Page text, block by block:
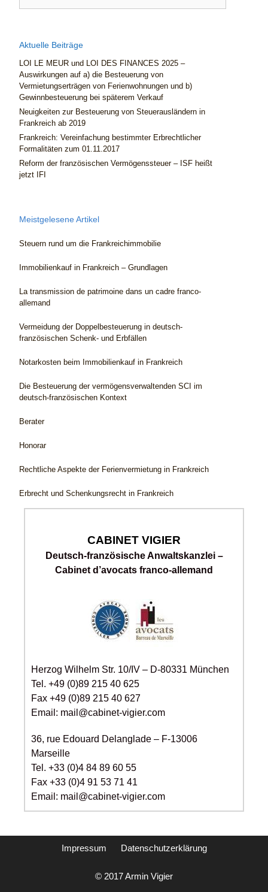
Aktuelle Beiträge
LOI LE MEUR und LOI DES FINANCES 2025 –
Auswirkungen auf a) die Besteuerung von
Vermietungserträgen von Ferienwohnungen und b)
Gewinnbesteuerung bei späterem Verkauf
Neuigkeiten zur Besteuerung von Steuerausländern in
Frankreich ab 2019
Frankreich: Vereinfachung bestimmter Erbrechtlicher
Formalitäten zum 01.11.2017
Reform der französischen Vermögenssteuer – ISF heißt
jetzt IFI
Meistgelesene Artikel
Steuern rund um die Frankreichimmobilie
Immobilienkauf in Frankreich – Grundlagen
La transmission de patrimoine dans un cadre franco-
allemand
Vermeidung der Doppelbesteuerung in deutsch-
französischen Schenk- und Erbfällen
Notarkosten beim Immobilienkauf in Frankreich
Die Besteuerung der vermögensverwaltenden SCI im
deutsch-französischen Kontext
Berater
Honorar
Rechtliche Aspekte der Ferienvermietung in Frankreich
Erbrecht und Schenkungsrecht in Frankreich
CABINET VIGIER
Deutsch-französische Anwaltskanzlei –
Cabinet d’avocats franco-allemand
Herzog Wilhelm Str. 10/IV – D-80331 München
Tel. +49 (0)89 215 40 625
Fax +49 (0)89 215 40 627
Email: mail@cabinet-vigier.com
36, rue Edouard Delanglade – F-13006
Marseille
Tel. +33 (0)4 84 89 60 55
Fax +33 (0)4 91 53 71 41
Email: mail@cabinet-vigier.com
Impressum Datenschutzerklärung
© 2017 Armin Vigier